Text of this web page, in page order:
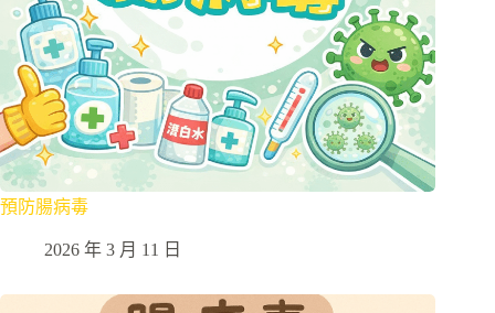
預防腸病毒
2026 年 3 月 11 日